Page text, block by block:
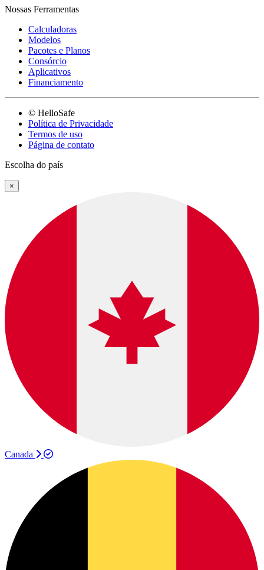
Nossas Ferramentas
Calculadoras
Modelos
Pacotes e Planos
Consórcio
Aplicativos
Financiamento
© HelloSafe
Política de Privacidade
Termos de uso
Página de contato
Escolha do país
×
Canada